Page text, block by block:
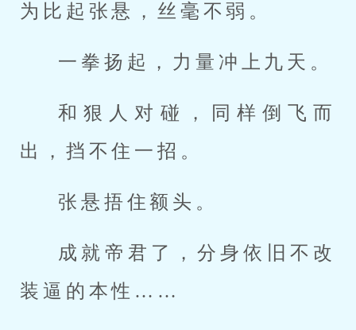
为比起张悬，丝毫不弱。
一拳扬起，力量冲上九天。
和狠人对碰，同样倒飞而
出，挡不住一招。
张悬捂住额头。
成就帝君了，分身依旧不改
装逼的本性……